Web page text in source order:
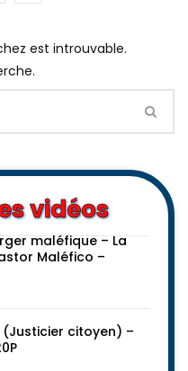
est introuvable.
vidéos
maléfique – La
Maléfico –
(Justicier citoyen) –